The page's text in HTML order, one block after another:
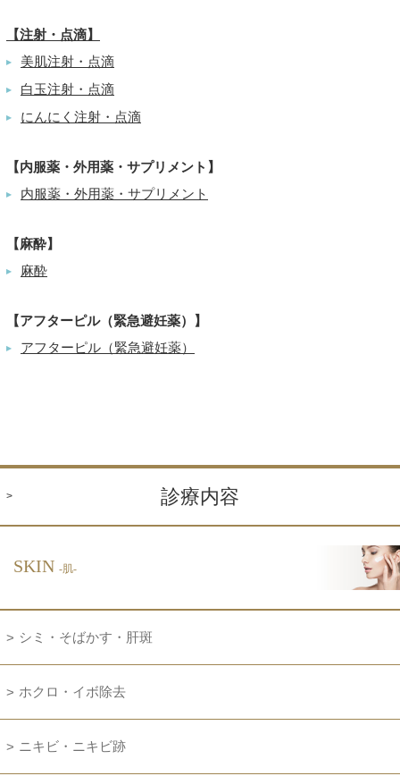
【注射・点滴】
▶ 美肌注射・点滴
▶ 白玉注射・点滴
▶ にんにく注射・点滴
【内服薬・外用薬・サプリメント】
▶ 内服薬・外用薬・サプリメント
【麻酔】
▶ 麻酔
【アフターピル（緊急避妊薬）】
▶ アフターピル（緊急避妊薬）
診療内容
SKIN -肌-
シミ・そばかす・肝斑
ホクロ・イボ除去
ニキビ・ニキビ跡